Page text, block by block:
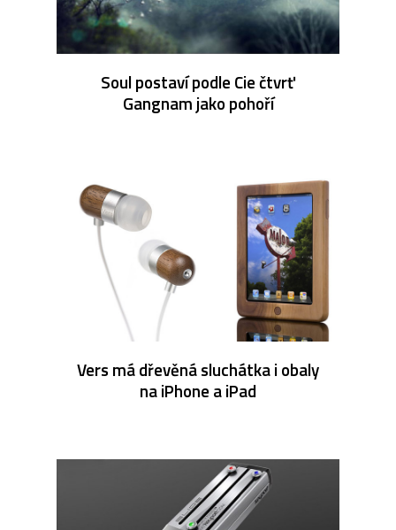
Soul postaví podle Cie čtvrť
Gangnam jako pohoří
Vers má dřevěná sluchátka i obaly
na iPhone a iPad